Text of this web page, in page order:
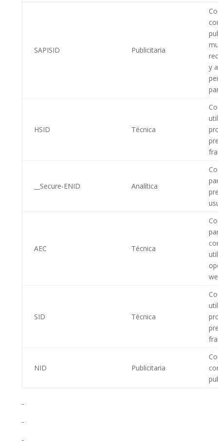
SAPISID Publicitaria
y
HSID Técnica
__Secure-ENID Analítica
AEC Técnica
SID Técnica
NID Publicitaria